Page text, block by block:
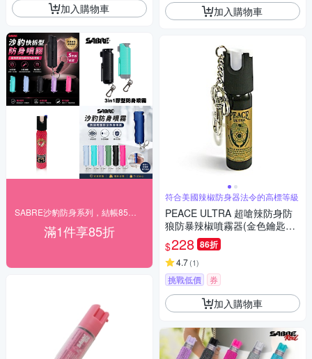
加入購物車
滿1件享85折
加入購物車
符合美國辣椒防身器法令的高標等級
PEACE ULTRA 超嗆辣防身防
狼防暴辣椒噴霧器(金色鑰匙圈
型)
$228 86折
4.7(1)
挑戰低價 券
加入購物車